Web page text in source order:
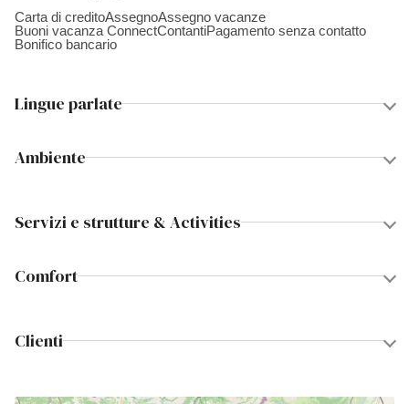
Carta di creditoAssegnoAssegno vacanze
Buoni vacanza ConnectContantiPagamento senza contatto
Bonifico bancario
Lingue parlate
Ambiente
Servizi e strutture & Activities
Comfort
Clienti